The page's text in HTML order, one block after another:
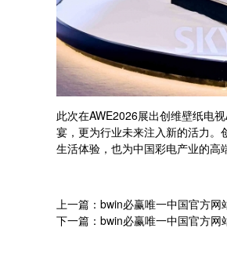
此次在AWE2026展出创维壁纸电
宴，更为行业未来注入新的活力
生活体验，也为中国彩电产业的高
上一篇：bwin必赢唯一中国官方
下一篇：bwin必赢唯一中国官方网